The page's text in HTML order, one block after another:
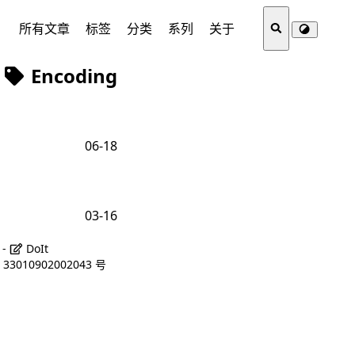
所有文章 标签 分类 系列 关于
Encoding
06-18
03-16
DoIt
号